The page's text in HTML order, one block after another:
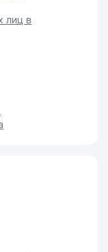
лиц в